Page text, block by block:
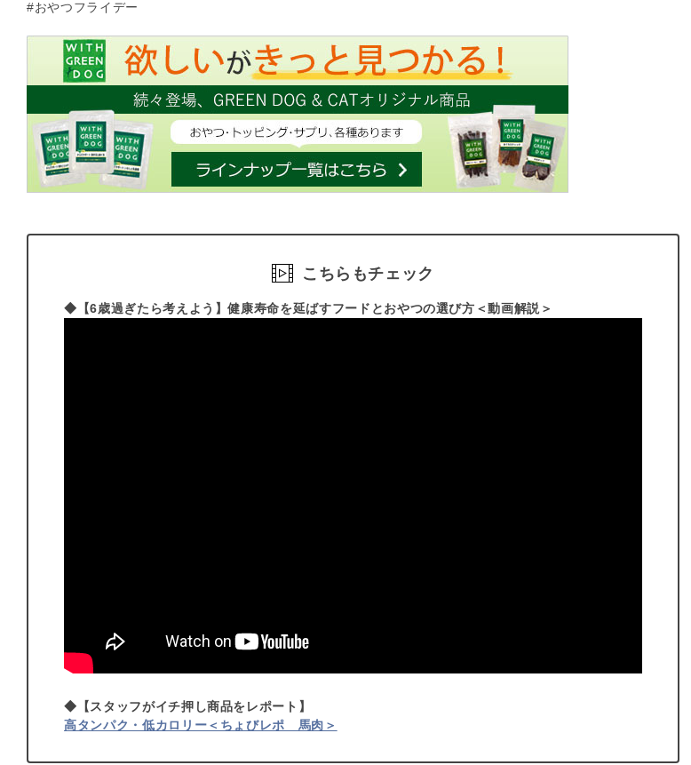
#おやつフライデー
こちらもチェック
◆【6歳過ぎたら考えよう】健康寿命を延ばすフードとおやつの選び方＜動画解説＞
◆【スタッフがイチ押し商品をレポート】
高タンパク・低カロリー＜ちょびレポ 馬肉＞